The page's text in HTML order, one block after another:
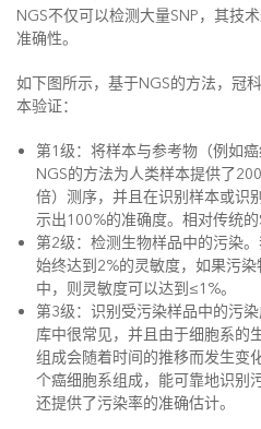
NGS不仅可以检测大量SNP，其技
准确性。
如下图所示，基于NGS的方法，冠
本验证：
第1级：将样本与参考物（例如
NGS的方法为人类样本提供了
倍）测序，并且在识别样本或识
示出100%的准确度。相对传统的
第2级：检测生物样品中的污染
始终达到2%的灵敏度，如果污
中，则灵敏度可以达到≤1%。
第3级：识别受污染样品中的污
库中很常见，并且由于细胞系的
组成会随着时间的推移而发生变
个癌细胞系组成，能可靠地识别
还提供了污染率的准确估计。